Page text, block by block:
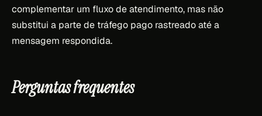
complementar um fluxo de atendimento, mas não
substitui a parte de tráfego pago rastreado até a
mensagem respondida.
Perguntas frequentes